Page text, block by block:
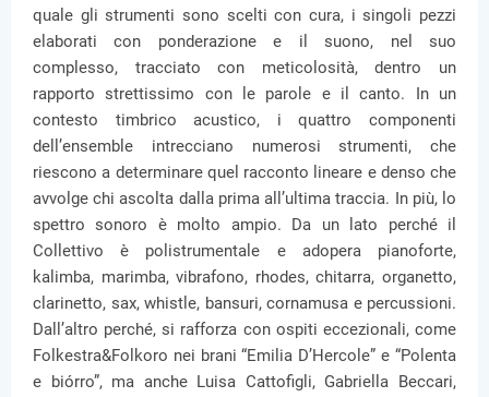
quale gli strumenti sono scelti con cura, i singoli pezzi
elaborati con ponderazione e il suono, nel suo
complesso, tracciato con meticolosità, dentro un
rapporto strettissimo con le parole e il canto. In un
contesto timbrico acustico, i quattro componenti
dell’ensemble intrecciano numerosi strumenti, che
riescono a determinare quel racconto lineare e denso che
avvolge chi ascolta dalla prima all’ultima traccia. In più, lo
spettro sonoro è molto ampio. Da un lato perché il
Collettivo è polistrumentale e adopera pianoforte,
kalimba, marimba, vibrafono, rhodes, chitarra, organetto,
clarinetto, sax, whistle, bansuri, cornamusa e percussioni.
Dall’altro perché, si rafforza con ospiti eccezionali, come
Folkestra&Folkoro nei brani “Emilia D’Hercole” e “Polenta
e biórro”, ma anche Luisa Cattofigli, Gabriella Beccari,